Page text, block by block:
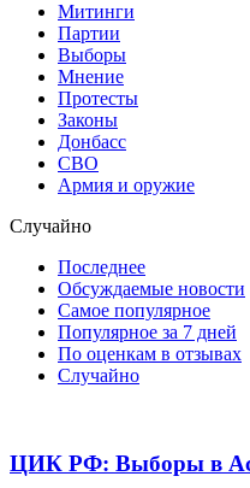
Митинги
Партии
Выборы
Мнение
Протесты
Законы
Донбасс
СВО
Армия и оружие
Случайно
Последнее
Обсуждаемые новости
Самое популярное
Популярное за 7 дней
По оценкам в отзывах
Случайно
ЦИК РФ: Выборы в